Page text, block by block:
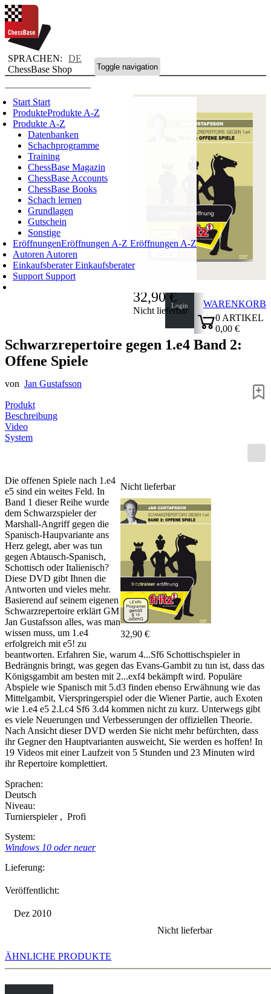
SPRACHEN:
DE
ChessBase Shop
Toggle navigation
Start Start
ProdukteProdukte A-Z
Produkte A-Z
Datenbanken
Schachprogramme
Training
ChessBase Magazin
ChessBase Accounts
ChessBase Books
Schach lernen
Grundlagen
Gutschein
Sonstige
EröffnungenEröffnungen A-Z Eröffnungen A-Z
Autoren Autoren
EinkaufsberaterEinkaufsberater
Support Support
Login
WARENKORB
0 ARTIKEL
0,00 €
✔
32,90 €
Nicht lieferbar
Schwarzrepertoire gegen 1.e4 Band 2:
Offene Spiele
von Jan Gustafsson
Produkt
Beschreibung
Video
System
Nicht lieferbar
32,90 €
Die offenen Spiele nach 1.e4
e5 sind ein weites Feld. In
Band 1 dieser Reihe wurde
dem Schwarzspieler der
Marshall-Angriff gegen die
Spanisch-Haupvariante ans
Herz gelegt, aber was tun
gegen Abtausch-Spanisch,
Schottisch oder Italienisch?
Diese DVD gibt Ihnen die
Antworten und vieles mehr.
Basierend auf seinem eigenen
Schwarzrepertoire erklärt GM
Jan Gustafsson alles, was man
wissen muss, um 1.e4
erfolgreich mit e5! zu
beantworten. Erfahren Sie, warum 4...Sf6 Schottischspieler in
Bedrängnis bringt, was gegen das Evans-Gambit zu tun ist, dass das
Königsgambit am besten mit 2...exf4 bekämpft wird. Populäre
Abspiele wie Spanisch mit 5.d3 finden ebenso Erwähnung wie das
Mittelgambit, Vierspringerspiel oder die Wiener Partie, auch Exoten
wie 1.e4 e5 2.Lc4 Sf6 3.d4 kommen nicht zu kurz. Unterwegs gibt
es viele Neuerungen und Verbesserungen der offiziellen Theorie.
Nach Ansicht dieser DVD werden Sie nicht mehr befürchten, dass
ihr Gegner den Hauptvarianten ausweicht, Sie werden es hoffen! In
19 Videos mit einer Laufzeit von 5 Stunden und 23 Minuten wird
ihr Repertoire komplettiert.
Sprachen:
Deutsch
Niveau:
Turnierspieler , Profi
System:
Windows 10 oder neuer
Lieferung:
Veröffentlicht:
Dez 2010
Nicht lieferbar
ÄHNLICHE PRODUKTE